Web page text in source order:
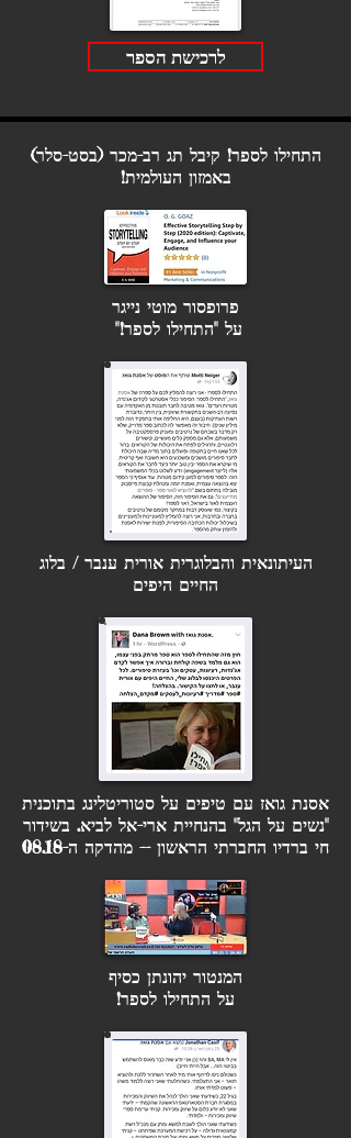
לרכישת הספר
התחילו לספר! קיבל תג רב-מכר (בסט-סלר)
באמזון העולמית!
פרופסור מוטי נייגר
על "התחילו לספר!"
העיתונאית והבלוגריתאורית ענבר / בלוג
החיים היפים
אסנת גואז עם טיפים על סטוריטלינג בתוכנית
"נשים על הגל" בהנחיית ארי-אל לביא. בשידור
חי ברדיו החברתי הראשון -- מהדקה ה-08.18
המנטור יהונתן כסיף
על התחילו לספר!